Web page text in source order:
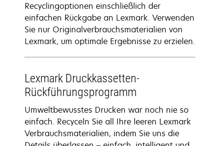
Recyclingoptionen einschließlich der
einfachen Rückgabe an Lexmark. Verwenden
Sie nur Originalverbrauchsmaterialien von
Lexmark, um optimale Ergebnisse zu erzielen.
Lexmark Druckkassetten-
Rückführungsprogramm
Umweltbewusstes Drucken war noch nie so
einfach. Recyceln Sie all Ihre leeren Lexmark
Verbrauchsmaterialien, indem Sie uns die